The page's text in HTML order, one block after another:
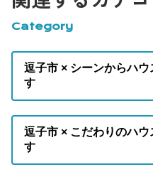
Category
逗子市 × シーンからハ
す
逗子市 × こだわりのハ
す